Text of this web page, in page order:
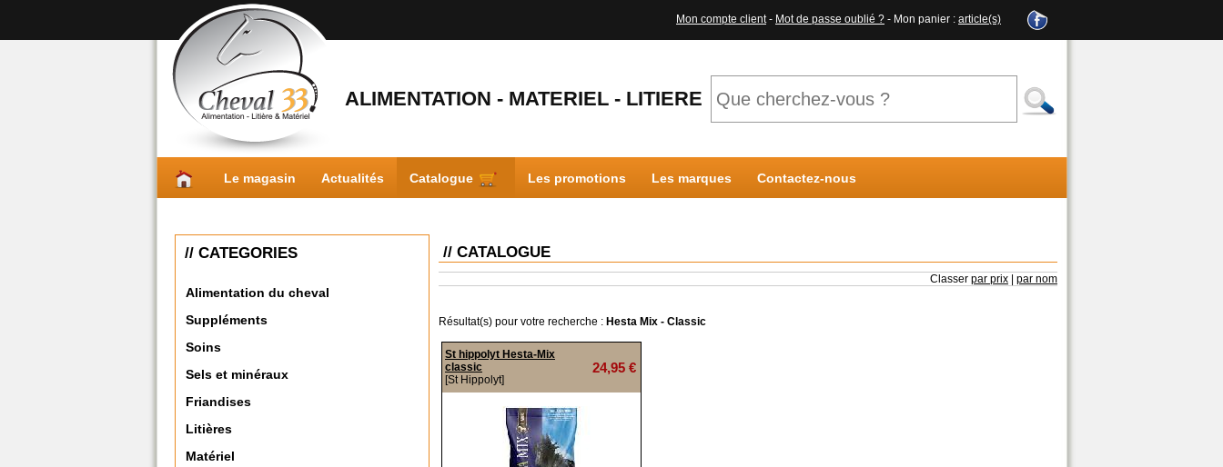
Mon compte client- Mot de passe oublié ? - Mon panier : article(s)
ALIMENTATION - MATERIEL - LITIERE
Le magasin Actualités Catalogue Les promotions Les marques Contactez-nous
// CATEGORIES
Alimentation du cheval
Suppléments
Soins
Sels et minéraux
Friandises
Litières
Matériel
// CATALOGUE
Classer par prix par nom
Résultat(s) pour votre recherche : Hesta Mix - Classic
St hippolyt Hesta-Mix
classic
[St Hippolyt]
24,95 €